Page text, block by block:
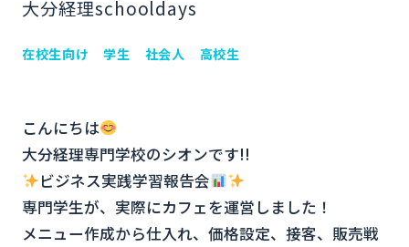
大分経理schooldays
在校生向け 学生 社会人 高校生
こんにちは
大分経理専門学校のシオンです!!
ビジネス実践学習報告会
専門学生が、実際にカフェを運営しました！
メニュー作成から仕入れ、価格設定、接客、販売戦